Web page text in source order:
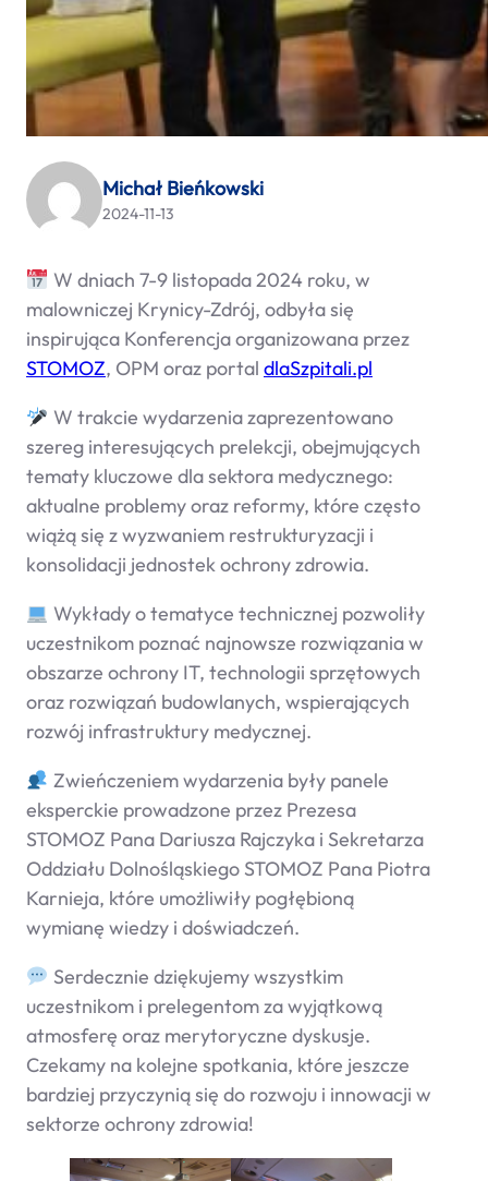
Michał Bieńkowski
2024-11-13
W dniach 7-9 listopada 2024 roku, w
malowniczej Krynicy-Zdrój, odbyła się
inspirująca Konferencja organizowana przez
STOMOZ, OPM oraz portal dlaSzpitali.pl
W trakcie wydarzenia zaprezentowano
szereg interesujących prelekcji, obejmujących
tematy kluczowe dla sektora medycznego:
aktualne problemy oraz reformy, które często
wiążą się z wyzwaniem restrukturyzacji i
konsolidacji jednostek ochrony zdrowia.
Wykłady o tematyce technicznej pozwoliły
uczestnikom poznać najnowsze rozwiązania w
obszarze ochrony IT, technologii sprzętowych
oraz rozwiązań budowlanych, wspierających
rozwój infrastruktury medycznej.
Zwieńczeniem wydarzenia były panele
eksperckie prowadzone przez Prezesa
STOMOZ Pana Dariusza Rajczyka i Sekretarza
Oddziału Dolnośląskiego STOMOZ Pana Piotra
Karnieja, które umożliwiły pogłębioną
wymianę wiedzy i doświadczeń.
Serdecznie dziękujemy wszystkim
uczestnikom i prelegentom za wyjątkową
atmosferę oraz merytoryczne dyskusje.
Czekamy na kolejne spotkania, które jeszcze
bardziej przyczynią się do rozwoju i innowacji w
sektorze ochrony zdrowia!